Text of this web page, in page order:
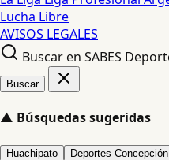
Lucha Libre
AVISOS LEGALES
Buscar en SABES
Buscar
▲ Búsquedas sugeridas
Huachipato Deportes Concepción